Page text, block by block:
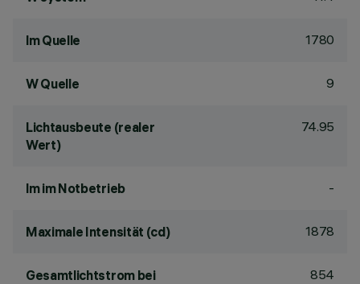
lm Quelle 1780
W Quelle 9
Lichtausbeute (realer
Wert)
74.95
lm im Notbetrieb -
Maximale Intensität (cd) 1878
Gesamtlichtstrom bei
854